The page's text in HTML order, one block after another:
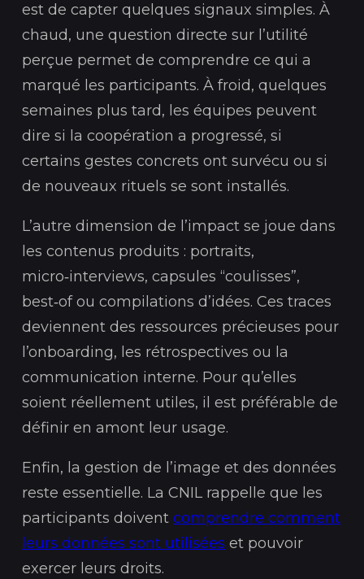
est de capter quelques signaux simples. À
chaud, une question directe sur l’utilité
perçue permet de comprendre ce qui a
marqué les participants. À froid, quelques
semaines plus tard, les équipes peuvent
dire si la coopération a progressé, si
certains gestes concrets ont survécu ou si
de nouveaux rituels se sont installés.
L’autre dimension de l’impact se joue dans
les contenus produits : portraits,
micro‑interviews, capsules “coulisses”,
best‑of ou compilations d’idées. Ces traces
deviennent des ressources précieuses pour
l’onboarding, les rétrospectives ou la
communication interne. Pour qu’elles
soient réellement utiles, il est préférable de
définir en amont leur usage.
Enfin, la gestion de l’image et des données
reste essentielle. La CNIL rappelle que les
participants doivent comprendre comment
leurs données sont utilisées et pouvoir
exercer leurs droits.